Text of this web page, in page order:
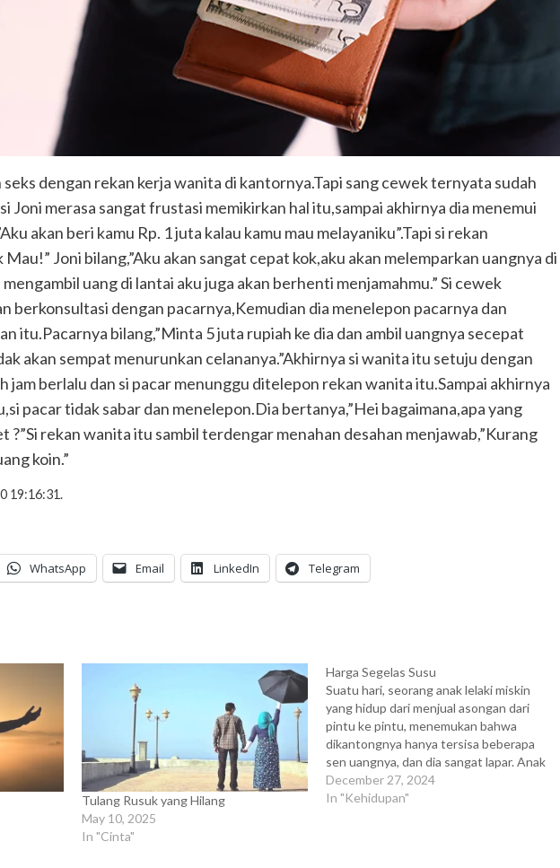
dengan rekan kerja wanita di kantornya.Tapi sang cewek ternyata sudah
Joni merasa sangat frustasi memikirkan hal itu,sampai akhirnya dia menemui
akan beri kamu Rp. 1 juta kalau kamu mau melayaniku”.Tapi si rekan
Joni bilang,”Aku akan sangat cepat kok,aku akan melemparkan uangnya di
uang di lantai aku juga akan berhenti menjamahmu.” Si cewek
berkonsultasi dengan pacarnya,Kemudian dia menelepon pacarnya dan
itu.Pacarnya bilang,”Minta 5 juta rupiah ke dia dan ambil uangnya secepat
akan sempat menurunkan celananya.”Akhirnya si wanita itu setuju dengan
jam berlalu dan si pacar menunggu ditelepon rekan wanita itu.Sampai akhirnya
pacar tidak sabar dan menelepon.Dia bertanya,”Hei bagaimana,apa yang
?”Si rekan wanita itu sambil terdengar menahan desahan menjawab,”Kurang
koin.”
19:16:31.
WhatsApp Email LinkedIn Telegram
Tulang Rusuk yang Hilang
May 10, 2025
In "Cinta"
Harga Segelas Susu
Suatu hari, seorang anak lelaki miskin
yang hidup dari menjual asongan dari
pintu ke pintu, menemukan bahwa
dikantongnya hanya tersisa beberapa
sen uangnya, dan dia sangat lapar. Anak
lelaki tersebut memutuskan untuk
meminta makanan dari rumah
December 27, 2024
In "Kehidupan"